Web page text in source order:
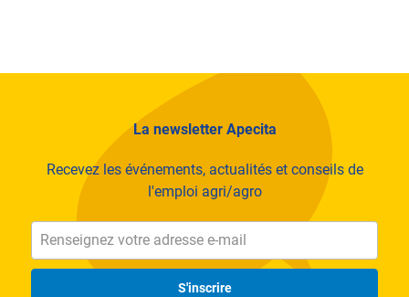
La newsletter Apecita
Recevez les événements, actualités et conseils de
l'emploi agri/agro
S'inscrire